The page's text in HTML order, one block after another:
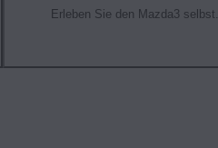
Erleben Sie den Mazda3 selbst.